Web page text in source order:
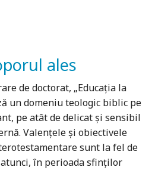
ales
de doctorat, „Educaţia la
un domeniu teologic biblic pe
pe atât de delicat şi sensibil
Valenţele şi obie­c­tivele
sunt la fel de
în perioada sfinţilor